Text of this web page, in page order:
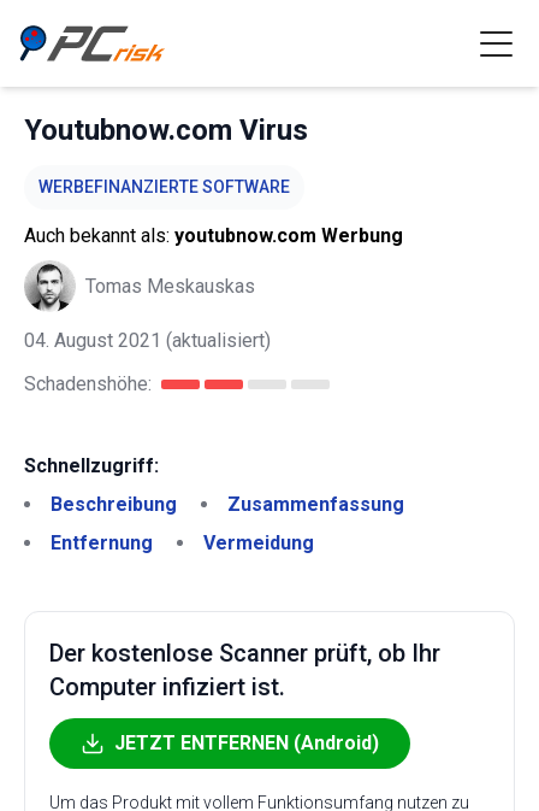
Youtubnow.com Virus
WERBEFINANZIERTE SOFTWARE
Auch bekannt als: youtubnow.com Werbung
Tomas Meskauskas
04. August 2021 (aktualisiert)
Schadenshöhe:
Schnellzugriff:
Beschreibung
Zusammenfassung
Entfernung
Vermeidung
Der kostenlose Scanner prüft, ob Ihr
Computer infiziert ist.
JETZT ENTFERNEN (Android)
Um das Produkt mit vollem Funktionsumfang nutzen zu